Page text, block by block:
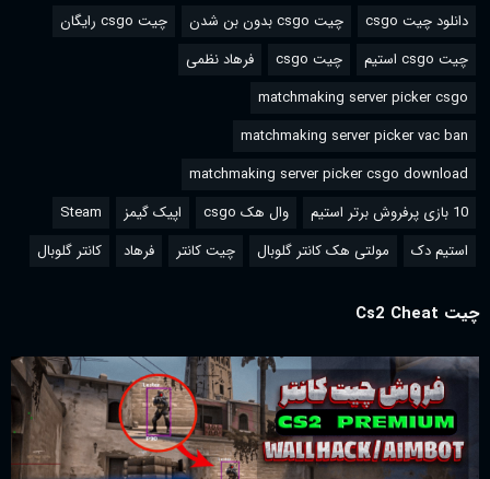
دانلود چیت csgo چیت csgo بدون بن شدن
چیت csgo رایگان
چیت csgo استیم
چیت csgo
فرهاد نظمی
matchmaking server picker csgo
matchmaking server picker vac ban
matchmaking server picker csgo download
10 بازی پرفروش برتر استیم
وال هک csgo اپیک گیمز
Steam
استیم دک
مولتی هک کانتر گلوبال چیت کانتر فرهاد کانتر گلوبال
چیت Cs2 Cheat